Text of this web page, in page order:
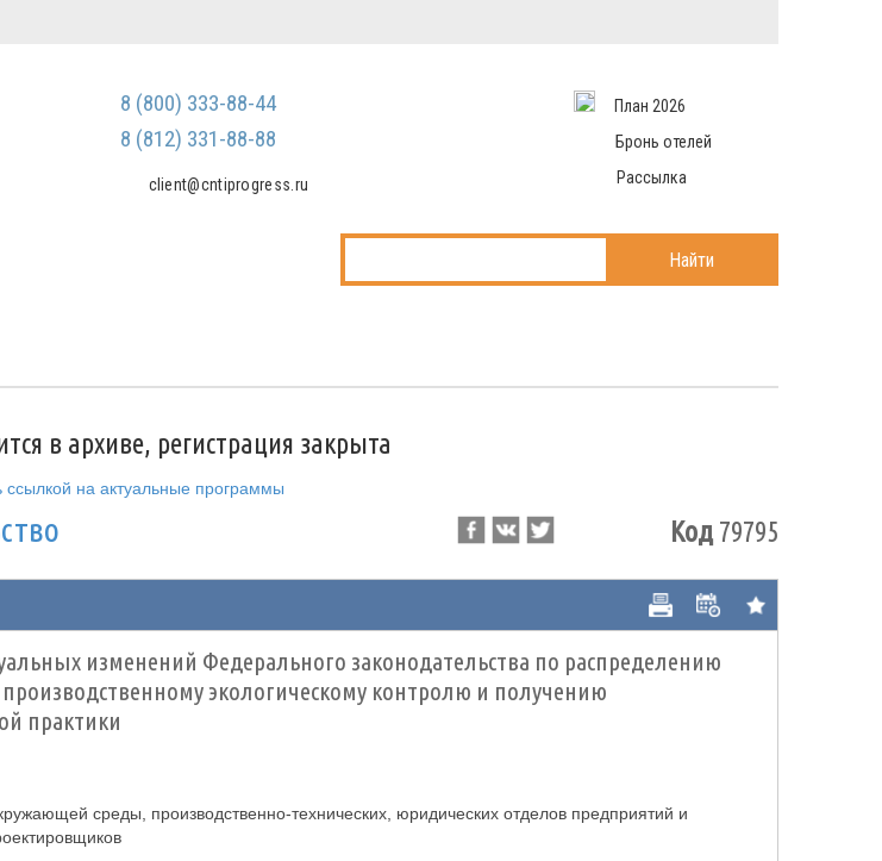
Мы не передаем ваши данные
спам
Запомнить меня
Войти в кабинет
8 (800) 333-88-44
8 (812) 331-88-88
client@cntiprogress.ru
План 2026
Бронь отелей
Рассылка
Найти
в архиве, регистрация закрыта
ссылкой на актуальные программы
Код79795
изменений Федерального законодательства по распределению
экологическому контролю и получению
практики
среды, производственно-технических, юридических отделов предприятий и